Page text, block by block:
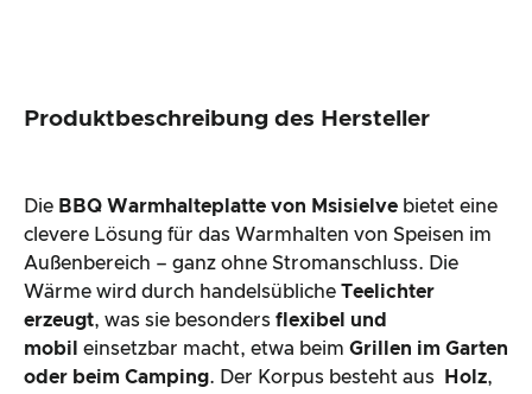
Produktbeschreibung des Hersteller
Die BBQ Warmhalteplatte von Msisielve bietet eine
clevere Lösung für das Warmhalten von Speisen im
Außenbereich – ganz ohne Stromanschluss. Die
Wärme wird durch handelsübliche Teelichter
erzeugt, was sie besonders flexibel und
mobil
einsetzbar macht, etwa beim Grillen im Garten
oder beim Camping. Der Korpus besteht aus Holz,